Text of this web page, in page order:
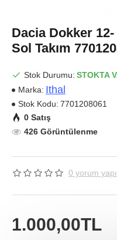
Dacia Dokker 12-
Sol Takım
Stok Durumu: STOKTA
Marka: Ithal
Stok Kodu: 7701208061
0 Satış
426 Görüntülenme
0 yorum
1.000,00TL